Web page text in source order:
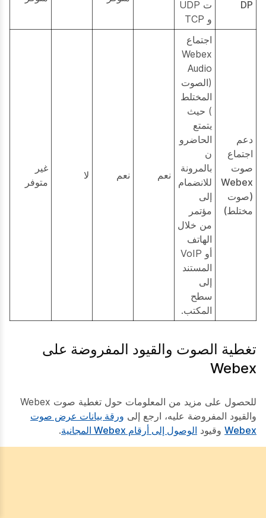
DP
ت UDP
و TCP
دعم
اجتماع
صوت
Webex
(صوت
مختلط)
اجتماع
Webex
Audio
(الصوت
المختلط
) حيث
يتمتع
الحاضرو
ن
بالمرونة
للانضمام
إلى
مؤتمر
من خلال
الهاتف
أو VoIP
المستند
إلى
سطح
المكتب.
نعم نعم لا
غير
متوفر
تغطية الصوت والقيود المفروضة على
Webex
للحصول على مزيد من المعلومات حول تغطية صوت Webex
والقيود المفروضة عليه، ارجع إلى ورقة بيانات عرض صوت
Webex وقيود الوصول إلى أرقام Webex المجانية .